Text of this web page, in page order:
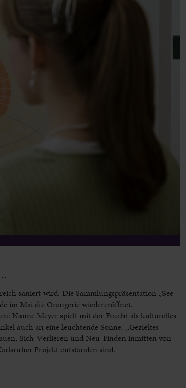
saniert wird. Die Sammlungspräsentation „See
im Mai die Orangerie wiedereröffnet.
Nanne Meyer spielt mit der Frucht als kulturelles
auch an eine leuchtende Sonne. „Gezieltes
Sich-Verlieren und Neu-Finden inmitten von
Projekt entstanden sind.